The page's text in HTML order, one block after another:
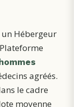
un Hébergeur
agréés.
le cadre
moyenne